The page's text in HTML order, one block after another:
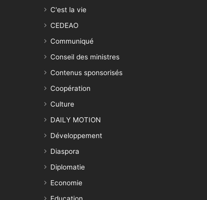
C'est la vie
CEDEAO
Communiqué
Conseil des ministres
Contenus sponsorisés
Coopération
Culture
DAILY MOTION
Développement
Diaspora
Diplomatie
Economie
Education